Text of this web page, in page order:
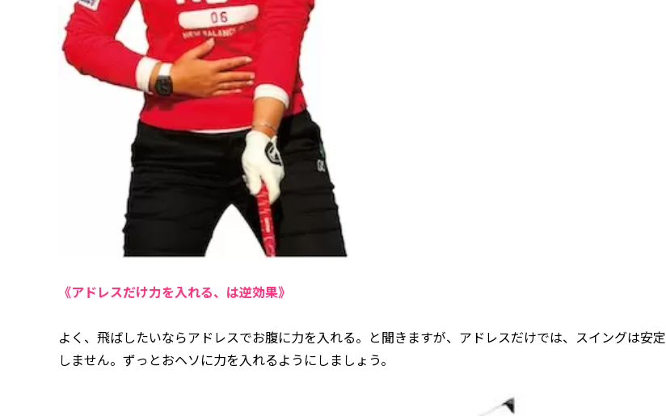
《アドレスだけ力を入れる、は逆効果》
よく、飛ばしたいならアドレスでお腹に力を入れる。と聞きますが、アドレスだけでは、スイングは安定
しません。ずっとおヘソに力を入れるようにしましょう。